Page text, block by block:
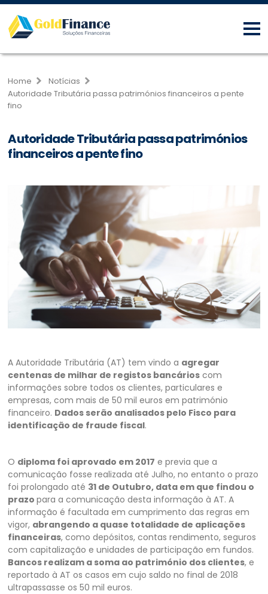
Home
Notícias
Autoridade Tributária passa patrimónios financeiros a pente
fino
Autoridade Tributária passa patrimónios
financeiros a pente fino
A Autoridade Tributária (AT) tem vindo a agregar
centenas de milhar de registos bancários com
informações sobre todos os clientes, particulares e
empresas, com mais de 50 mil euros em património
financeiro. Dados serão analisados pelo Fisco para
identificação de fraude fiscal.
O diploma foi aprovado em 2017 e previa que a
comunicação fosse realizada até Julho, no entanto o prazo
foi prolongado até 31 de Outubro, data em que findou o
prazopara a comunicação desta informação à AT. A
informação é facultada em cumprimento das regras em
vigor, abrangendo a quase totalidade de aplicações
financeiras, como depósitos, contas rendimento, seguros
com capitalização e unidades de participação em fundos.
Bancos realizam a soma ao património dos clientes, e
reportado à AT os casos em cujo saldo no final de 2018
ultrapassasse os 50 mil euros.